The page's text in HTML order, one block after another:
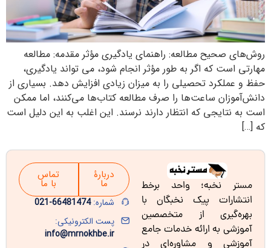
روش‌های صحیح مطالعه: راهنمای یادگیری مؤثر مقدمه: مطالعه
مهارتی است که اگر به طور مؤثر انجام شود، می تواند یادگیری،
حفظ و عملکرد تحصیلی را به میزان زیادی افزایش دهد. بسیاری از
دانش‌آموزان ساعت‌ها را صرف مطالعه کتاب‌ها می‌کنند، اما ممکن
است به نتایجی که انتظار دارند نرسند. این اغلب به این دلیل است
که […]
مستر نخبه؛ واحد برخط
انتشارات پیک نخبگان با
بهره‌گیری از متخصصین
آموزشی به ارائه خدمات جامع
آموزشی و مشاوره‌ای در
دربارۀ
ما
تماس
با ما
شماره:66481474-021
پست الکترونیکی:
info@mrnokhbe.ir